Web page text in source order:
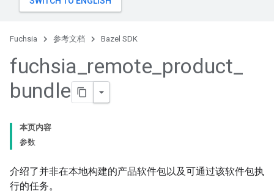
Fuchsia 参考文档 Bazel SDK
fuchsia_remote_product_
bundle
本页内容
参数
介绍了并非在本地构建的产品软件包以及可通过该软件包执
行的任务。